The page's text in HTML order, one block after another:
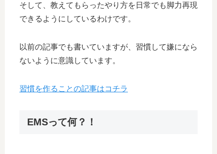
そして、教えてもらったやり方を日常でも脚力再現
できるようにしているわけです。
以前の記事でも書いていますが、習慣して嫌になら
ないように意識しています。
習慣を作ることの記事はコチラ
EMSって何？！